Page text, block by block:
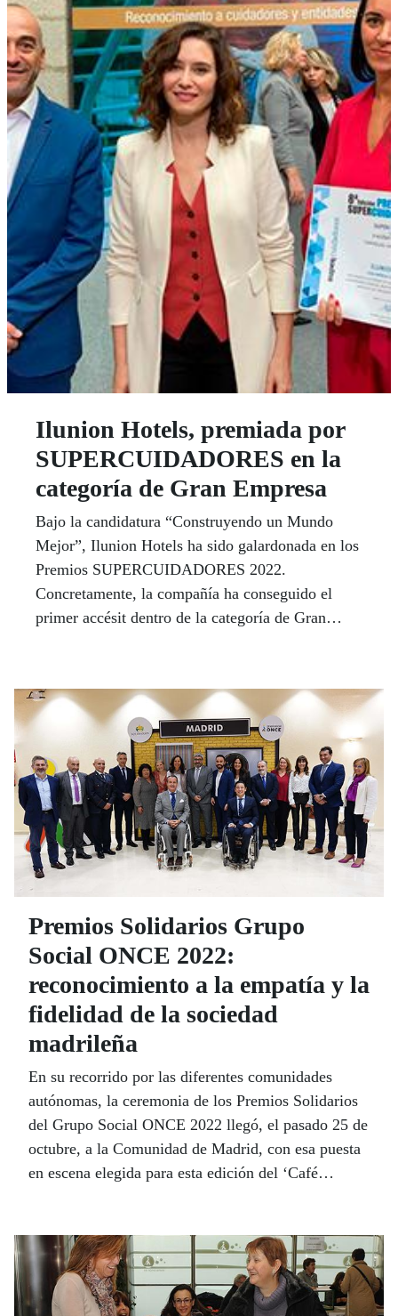
Ilunion Hotels, premiada por
SUPERCUIDADORES en la
categoría de Gran Empresa
Bajo la candidatura “Construyendo un Mundo
Mejor”, Ilunion Hotels ha sido galardonada en los
Premios SUPERCUIDADORES 2022.
Concretamente, la compañía ha conseguido el
primer accésit dentro de la categoría de Gran
la crisis sanitaria provocada por la COVID-19.
Premios Solidarios Grupo
Social ONCE 2022:
reconocimiento a la empatía y la
fidelidad de la sociedad
madrileña
En su recorrido por las diferentes comunidades
autónomas, la ceremonia de los Premios Solidarios
del Grupo Social ONCE 2022 llegó, el pasado 25 de
octubre, a la Comunidad de Madrid, con esa puesta
en escena elegida para esta edición del ‘Café
en el lugar del otro y la necesidad de escuchar, en
ese contexto cotidiano que es el espacio de un café”.